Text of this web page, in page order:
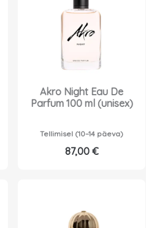
Akro Night Eau De
Parfum 100 ml (unisex)
Tellimisel (10–14 päeva)
87,00 €